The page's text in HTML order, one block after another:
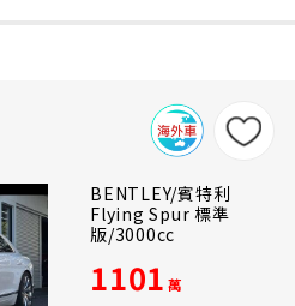
BENTLEY/賓特利
Flying Spur 標準
版/3000cc
1101 萬